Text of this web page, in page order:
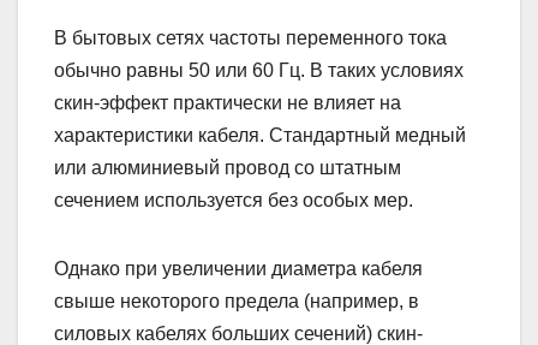
В бытовых сетях частоты переменного тока
обычно равны 50 или 60 Гц. В таких условиях
скин-эффект практически не влияет на
характеристики кабеля. Стандартный медный
или алюминиевый провод со штатным
сечением используется без особых мер.
Однако при увеличении диаметра кабеля
свыше некоторого предела (например, в
силовых кабелях больших сечений) скин-